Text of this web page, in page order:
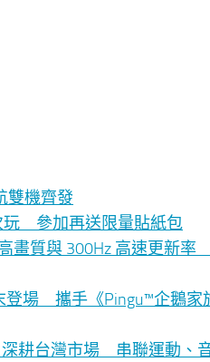
雙機齊發
玩 參加再送限量貼紙包
畫質與 300Hz 高速更新率
登場 攜手《Pingu™企鵝家
耕台灣市場 串聯運動、